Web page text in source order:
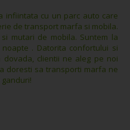
infiintata cu un parc auto care
de transport marfa si mobila.
mutari de mobila. Suntem la
. Datorita confortului si
clientii ne aleg pe noi
doresti sa transporti marfa ne